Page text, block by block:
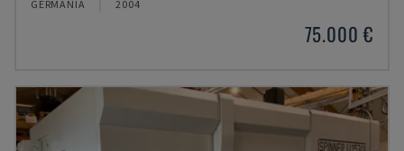
GERMANIA 2004
75.000 €